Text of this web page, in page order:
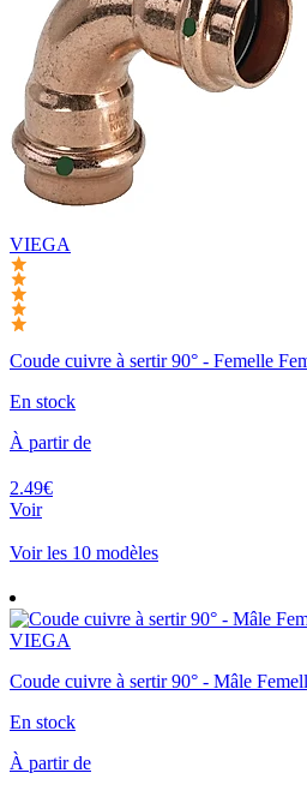
VIEGA
Coude cuivre à sertir 90° - Femelle
En stock
À partir de
2.49€
Voir
Voir les 10 modèles
VIEGA
Coude cuivre à sertir 90° - Mâle
En stock
À partir de